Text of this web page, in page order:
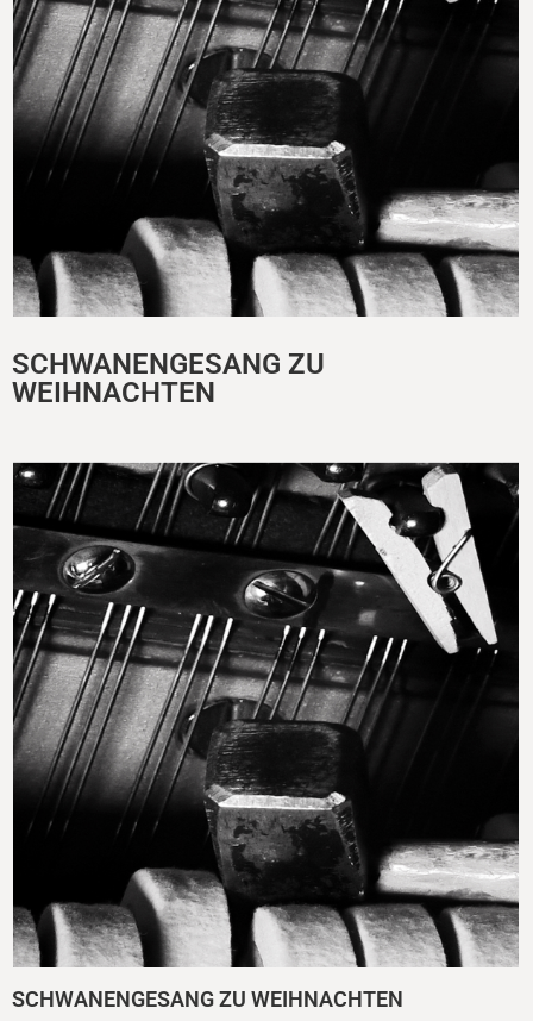
SCHWANENGESANG ZU
WEIHNACHTEN
SCHWANENGESANG ZU WEIHNACHTEN